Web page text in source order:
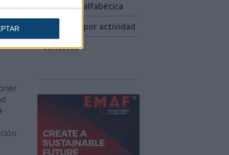
Búsqueda alfabética
Búsqueda por actividad
Contacto